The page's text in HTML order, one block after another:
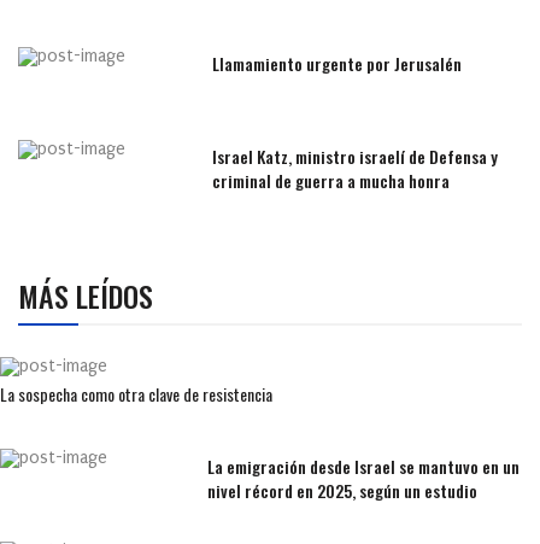
Llamamiento urgente por Jerusalén
Israel Katz, ministro israelí de Defensa y
criminal de guerra a mucha honra
MÁS LEÍDOS
La sospecha como otra clave de resistencia
La emigración desde Israel se mantuvo en un
nivel récord en 2025, según un estudio